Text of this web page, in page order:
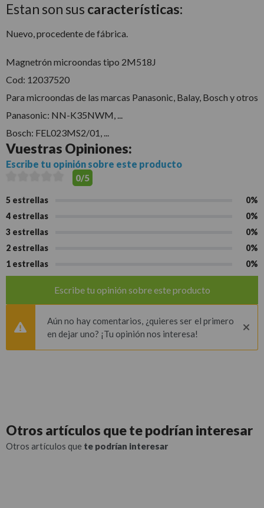
Estan son sus características:
Nuevo, procedente de fábrica.
Magnetrón microondas tipo 2M518J
Cod: 12037520
Para microondas de las marcas Panasonic, Balay, Bosch y otros
Panasonic: NN-K35NWM, ...
Bosch: FEL023MS2/01, ...
Vuestras Opiniones:
Escribe tu opinión sobre este producto
0/5
5 estrellas
0%
4 estrellas
0%
3 estrellas
0%
2 estrellas
0%
1 estrellas
0%
Escribe tu opinión sobre este producto
Aún no hay comentarios, ¿quieres ser el primero
en dejar uno? ¡Tu opinión nos interesa!
Otros artículos quete podrían interesar
Otros artículos que te podrían interesar